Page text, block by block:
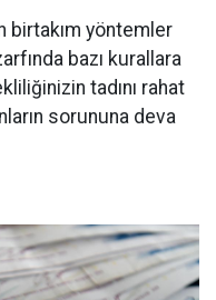
birtakım yöntemler
bazı kurallara
tadını rahat
sorununa deva